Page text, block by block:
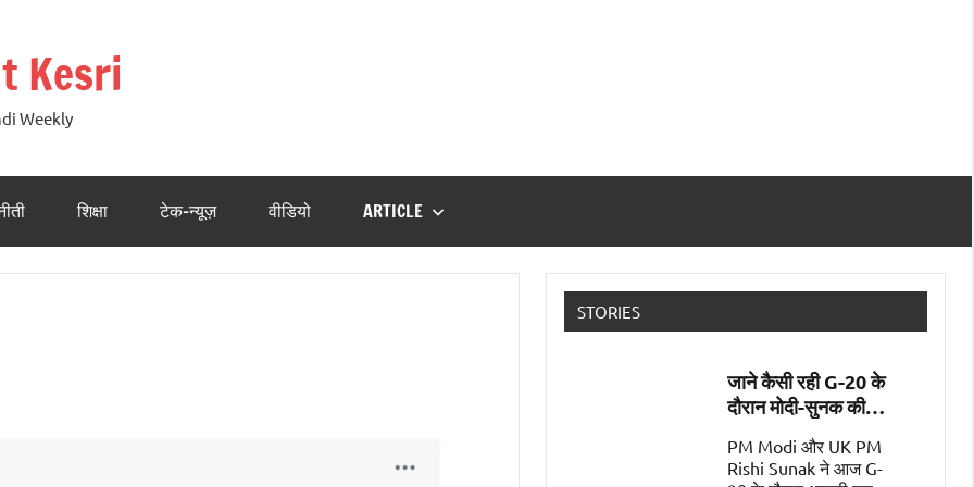
Kesri
Weekly
शिक्षा टेक-न्यूज़ वीडियो ARTICLE
STORIES
जाने कैसी रही G-20 के
दौरान मोदी-सुनक की
पहली मुलाक़ात
PM Modi और UK PM
Rishi Sunak ने आज G-